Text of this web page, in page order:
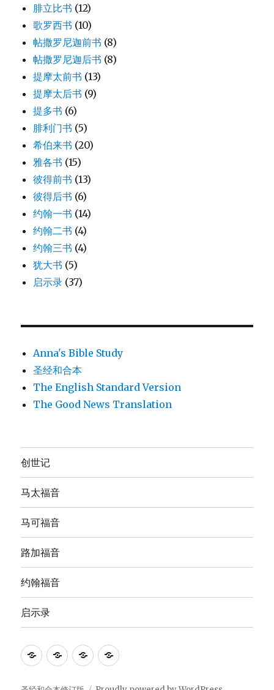
腓立比书 (12)
歌罗西书 (10)
帖撒罗尼迦前书 (8)
帖撒罗尼迦后书 (8)
提摩太前书 (13)
提摩太后书 (9)
提多书 (6)
腓利门书 (5)
希伯来书 (20)
雅各书 (15)
彼得前书 (13)
彼得后书 (6)
约翰一书 (14)
约翰二书 (4)
约翰三书 (4)
犹大书 (5)
启示录 (37)
Anna's Bible Study
圣经和合本
The English Standard Version
The Good News Translation
创世记
马太福音
马可福音
路加福音
约翰福音
启示录
Anna's
圣
The The